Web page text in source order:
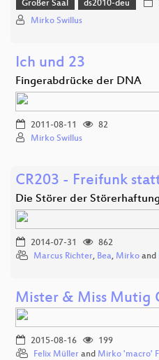
Großer Saal ds2010-deu
Mirko Swillus
Ich und 23
Fingerabdrücke der DNA
2011-08-11
82
Mirko Swillus
CR203 - Freifunk
Die Störer der Störerhaftung
2014-07-31
862
Marcus Richter, Bea, Mirko and
Mister & Miss Mutig
2015-08-16
199
Felix Müller and Mirko 'macro'